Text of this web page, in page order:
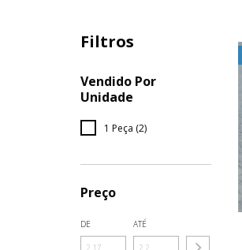
Filtros
Vendido Por
Unidade
1 Peça (2)
Preço
DE ATÉ